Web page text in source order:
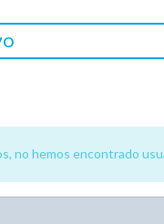
no hemos encontrado